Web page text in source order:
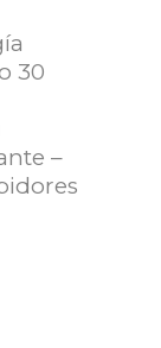
30
–